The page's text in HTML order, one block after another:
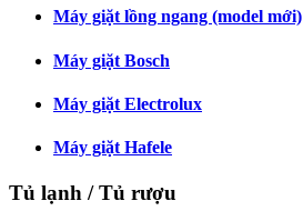
Máy giặt lồng ngang (model mới)
Máy giặt Bosch
Máy giặt Electrolux
Máy giặt Hafele
Tủ lạnh / Tủ rượu